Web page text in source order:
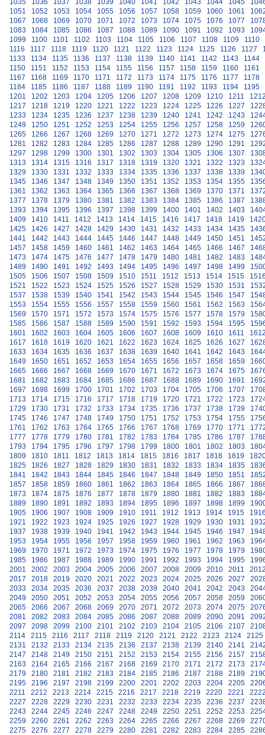
1035 1036 1037 1038 1039 1040 1041 1042 1043 1044 1045
1051
1052 1053 1054 1055 1056 1057 1058 1059 1060 1061
1067
1068 1069 1070 1071 1072 1073 1074 1075 1076 1077
1083
1084 1085 1086 1087 1088 1089 1090 1091 1092 1093
1099
1100 1101 1102 1103 1104 1105 1106 1107 1108 1109
1110
1116
1117 1118 1119 1120 1121 1122 1123 1124 1125 1126 1127
1133
1134 1135 1136 1137 1138 1139 1140 1141 1142 1143
1144
1150
1151 1152 1153 1154 1155 1156 1157 1158 1159 1160
1161
1167
1168 1169 1170 1171 1172 1173 1174 1175 1176 1177
1178
1184
1185 1186 1187 1188 1189 1190 1191 1192 1193 1194
1195
1201
1202 1203 1204 1205 1206 1207 1208 1209 1210 1211
1217
1218 1219 1220 1221 1222 1223 1224 1225 1226 1227
1233
1234 1235 1236 1237 1238 1239 1240 1241 1242 1243
1249
1250 1251 1252 1253 1254 1255 1256 1257 1258 1259
1265
1266 1267 1268 1269 1270 1271 1272 1273 1274 1275
1281
1282 1283 1284 1285 1286 1287 1288 1289 1290 1291
1297
1298 1299 1300 1301 1302 1303 1304 1305 1306 1307
1313
1314 1315 1316 1317 1318 1319 1320 1321 1322 1323
1329
1330 1331 1332 1333 1334 1335 1336 1337 1338 1339
1345
1346 1347 1348 1349 1350 1351 1352 1353 1354 1355
1361
1362 1363 1364 1365 1366 1367 1368 1369 1370 1371
1377
1378 1379 1380 1381 1382 1383 1384 1385 1386 1387
1393
1394 1395 1396 1397 1398 1399 1400 1401 1402 1403
1409
1410 1411 1412 1413 1414 1415 1416 1417 1418 1419
1425
1426 1427 1428 1429 1430 1431 1432 1433 1434 1435
1441
1442 1443 1444 1445 1446 1447 1448 1449 1450 1451
1457
1458 1459 1460 1461 1462 1463 1464 1465 1466 1467
1473
1474 1475 1476 1477 1478 1479 1480 1481 1482 1483
1489
1490 1491 1492 1493 1494 1495 1496 1497 1498 1499
1505
1506 1507 1508 1509 1510 1511 1512 1513 1514 1515
1521
1522 1523 1524 1525 1526 1527 1528 1529 1530 1531
1537
1538 1539 1540 1541 1542 1543 1544 1545 1546 1547
1553
1554 1555 1556 1557 1558 1559 1560 1561 1562 1563
1569
1570 1571 1572 1573 1574 1575 1576 1577 1578 1579
1585
1586 1587 1588 1589 1590 1591 1592 1593 1594 1595
1601
1602 1603 1604 1605 1606 1607 1608 1609 1610 1611
1617
1618 1619 1620 1621 1622 1623 1624 1625 1626 1627
1633
1634 1635 1636 1637 1638 1639 1640 1641 1642 1643
1649
1650 1651 1652 1653 1654 1655 1656 1657 1658 1659
1665
1666 1667 1668 1669 1670 1671 1672 1673 1674 1675
1681
1682 1683 1684 1685 1686 1687 1688 1689 1690 1691
1697
1698 1699 1700 1701 1702 1703 1704 1705 1706 1707
1713
1714 1715 1716 1717 1718 1719 1720 1721 1722 1723
1729
1730 1731 1732 1733 1734 1735 1736 1737 1738 1739
1745
1746 1747 1748 1749 1750 1751 1752 1753 1754 1755
1761
1762 1763 1764 1765 1766 1767 1768 1769 1770 1771
1777
1778 1779 1780 1781 1782 1783 1784 1785 1786 1787
1793
1794 1795 1796 1797 1798 1799 1800 1801 1802 1803
1809
1810 1811 1812 1813 1814 1815 1816 1817 1818 1819
1825
1826 1827 1828 1829 1830 1831 1832 1833 1834 1835
1841
1842 1843 1844 1845 1846 1847 1848 1849 1850 1851
1857
1858 1859 1860 1861 1862 1863 1864 1865 1866 1867
1873
1874 1875 1876 1877 1878 1879 1880 1881 1882 1883
1889
1890 1891 1892 1893 1894 1895 1896 1897 1898 1899
1905
1906 1907 1908 1909 1910 1911 1912 1913 1914 1915
1921
1922 1923 1924 1925 1926 1927 1928 1929 1930 1931
1937
1938 1939 1940 1941 1942 1943 1944 1945 1946 1947
1953
1954 1955 1956 1957 1958 1959 1960 1961 1962 1963
1969
1970 1971 1972 1973 1974 1975 1976 1977 1978 1979
1985
1986 1987 1988 1989 1990 1991 1992 1993 1994 1995
2001
2002 2003 2004 2005 2006 2007 2008 2009 2010 2011
2017
2018 2019 2020 2021 2022 2023 2024 2025 2026 2027
2033
2034 2035 2036 2037 2038 2039 2040 2041 2042 2043
2049
2050 2051 2052 2053 2054 2055 2056 2057 2058 2059
2065
2066 2067 2068 2069 2070 2071 2072 2073 2074 2075
2081
2082 2083 2084 2085 2086 2087 2088 2089 2090 2091
2097
2098 2099 2100 2101 2102 2103 2104 2105 2106 2107
2114
2115 2116 2117 2118 2119 2120 2121 2122 2123 2124
2125
2131
2132 2133 2134 2135 2136 2137 2138 2139 2140 2141
2147
2148 2149 2150 2151 2152 2153 2154 2155 2156 2157
2163
2164 2165 2166 2167 2168 2169 2170 2171 2172 2173
2179
2180 2181 2182 2183 2184 2185 2186 2187 2188 2189
2195
2196 2197 2198 2199 2200 2201 2202 2203 2204 2205
2211
2212 2213 2214 2215 2216 2217 2218 2219 2220 2221
2227
2228 2229 2230 2231 2232 2233 2234 2235 2236 2237
2243
2244 2245 2246 2247 2248 2249 2250 2251 2252 2253
2259
2260 2261 2262 2263 2264 2265 2266 2267 2268 2269
2275
2276 2277 2278 2279 2280 2281 2282 2283 2284 2285